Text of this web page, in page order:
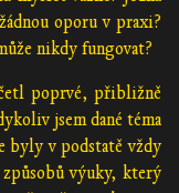
oporu v praxi?
nikdy fungovat?
poprvé, přibližně
jsem dané téma
byly v podstatě vždy
výuky, který